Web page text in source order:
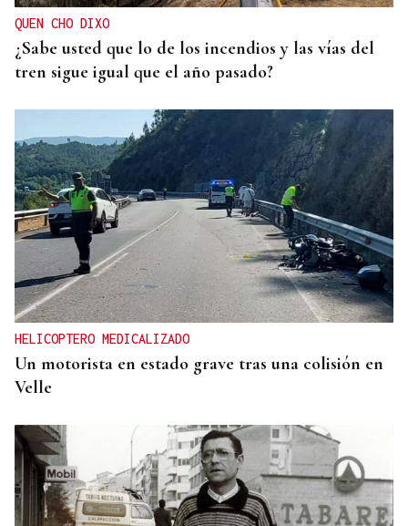
QUEN CHO DIXO
¿Sabe usted que lo de los incendios y las vías del
tren sigue igual que el año pasado?
HELICOPTERO MEDICALIZADO
Un motorista en estado grave tras una colisión en
Velle